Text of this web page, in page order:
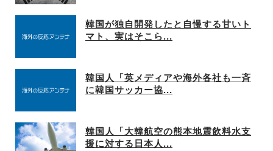
韓国が独自開発したと自慢する甘いト
マト、実はそこら...
韓国人「英メディアや海外各社も一斉
に韓国サッカー協...
韓国人「大韓航空の熊本地震飲料水支
援に対する日本人...